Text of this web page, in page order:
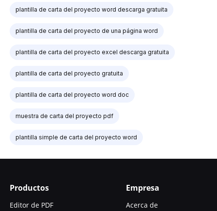
plantilla de carta del proyecto word descarga gratuita
plantilla de carta del proyecto de una página word
plantilla de carta del proyecto excel descarga gratuita
plantilla de carta del proyecto gratuita
plantilla de carta del proyecto word doc
muestra de carta del proyecto pdf
plantilla simple de carta del proyecto word
Productos
Editor de PDF
Empresa
Acerca de